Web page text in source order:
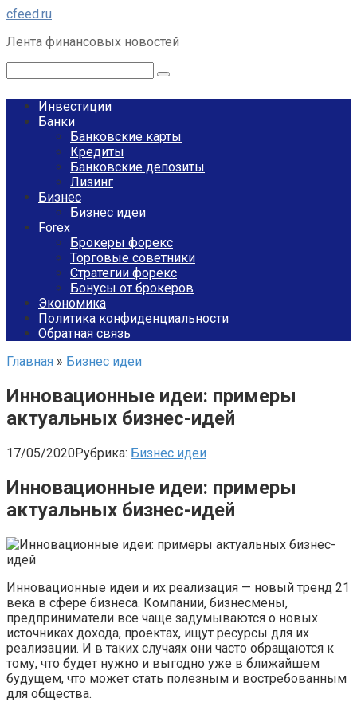
Перейти
контенту
cfeed.ru
Лента финансовых новостей
Инвестиции
Банки
Банковские карты
Кредиты
Банковские депозиты
Лизинг
Бизнес
Бизнес идеи
Forex
Брокеры форекс
Торговые советники
Стратегии форекс
Бонусы от брокеров
Экономика
Политика конфиденциальности
Обратная связь
Главная » Бизнес идеи
Инновационные идеи: примеры
актуальных бизнес-идей
17/05/2020Рубрика: Бизнес идеи
Инновационные идеи: примеры
актуальных бизнес-идей
Инновационные идеи и их реализация — новый тренд 21
века в сфере бизнеса. Компании, бизнесмены,
предприниматели все чаще задумываются о новых
источниках дохода, проектах, ищут ресурсы для их
реализации. И в таких случаях они часто обращаются к
тому, что будет нужно и выгодно уже в ближайшем
будущем, что может стать полезным и востребованным
для общества.